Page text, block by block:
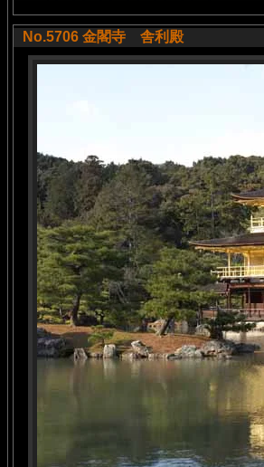
No.5706 金閣寺 舎利殿